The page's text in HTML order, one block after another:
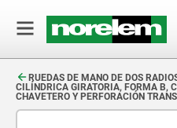
RUEDAS DE MANO DE DOS
CILÍNDRICA GIRATORIA, FORMA B,
CHAVETERO Y PERFORACIÓN